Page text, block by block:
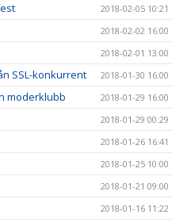
2018-02-05 10:21
2018-02-02 16:00
2018-02-01 13:00
SSL-konkurrent 2018-01-30 16:00
moderklubb 2018-01-29 16:00
2018-01-29 00:29
2018-01-26 16:41
2018-01-25 10:00
2018-01-21 09:00
2018-01-16 11:22